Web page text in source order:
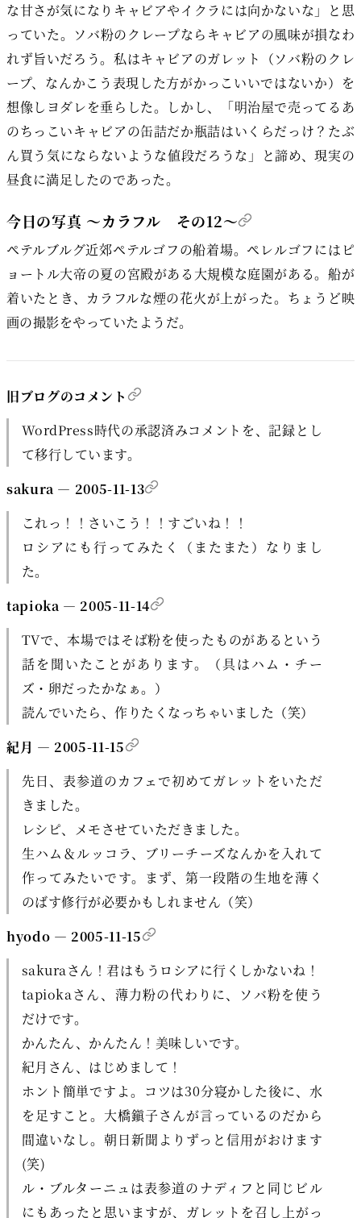
な甘さが気になりキャビアやイクラには向かないな」と思
っていた。ソバ粉のクレープならキャビアの風味が損なわ
れず旨いだろう。私はキャビアのガレット（ソバ粉のクレ
ープ、なんかこう表現した方がかっこいいではないか）を
想像しヨダレを垂らした。しかし、「明治屋で売ってるあ
のちっこいキャビアの缶詰だか瓶詰はいくらだっけ？たぶ
ん買う気にならないような値段だろうな」と諦め、現実の
昼食に満足したのであった。
今日の写真 ～カラフル その12～
ペテルブルグ近郊ペテルゴフの船着場。ペレルゴフにはピ
ョートル大帝の夏の宮殿がある大規模な庭園がある。船が
着いたとき、カラフルな煙の花火が上がった。ちょうど映
画の撮影をやっていたようだ。
旧ブログのコメント
WordPress時代の承認済みコメントを、記録とし
て移行しています。
sakura — 2005-11-13
これっ！！さいこう！！すごいね！！
ロシアにも行ってみたく（またまた）なりまし
た。
tapioka — 2005-11-14
TVで、本場ではそば粉を使ったものがあるという
話を聞いたことがあります。（具はハム・チー
ズ・卵だったかなぁ。）
読んでいたら、作りたくなっちゃいました（笑）
紀月 — 2005-11-15
先日、表参道のカフェで初めてガレットをいただ
きました。
レシピ、メモさせていただきました。
生ハム＆ルッコラ、ブリーチーズなんかを入れて
作ってみたいです。まず、第一段階の生地を薄く
のばす修行が必要かもしれません（笑）
hyodo — 2005-11-15
sakuraさん！君はもうロシアに行くしかないね！
tapiokaさん、薄力粉の代わりに、ソバ粉を使う
だけです。
かんたん、かんたん！美味しいです。
紀月さん、はじめまして！
ホント簡単ですよ。コツは30分寝かした後に、水
を足すこと。大橋鎭子さんが言っているのだから
間違いなし。朝日新聞よりずっと信用がおけます
(笑)
ル・ブルターニュは表参道のナディフと同じビル
にもあったと思いますが、ガレットを召し上がっ